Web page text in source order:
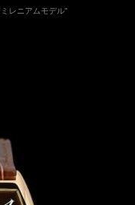
レニアムモデル"